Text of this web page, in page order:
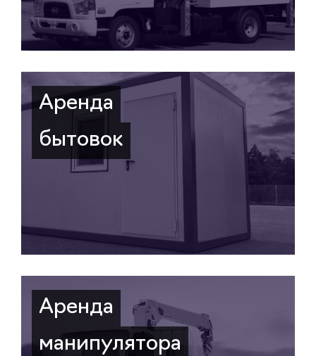
Аренда
бытовок
Аренда
манипулятора